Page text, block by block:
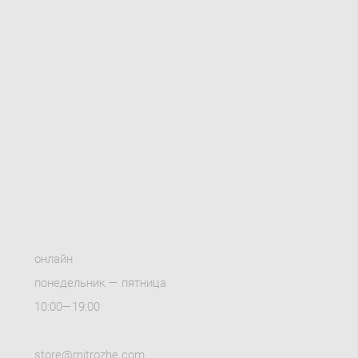
онлайн
понедельник — пятница
10:00—19:00
store@mitrozhe.com